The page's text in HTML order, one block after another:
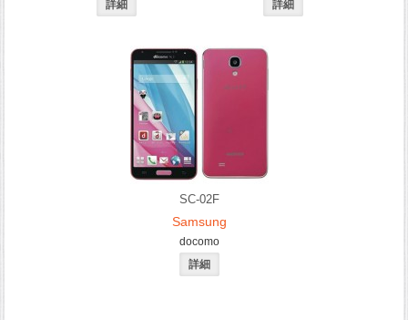
SC-02F
Samsung
docomo